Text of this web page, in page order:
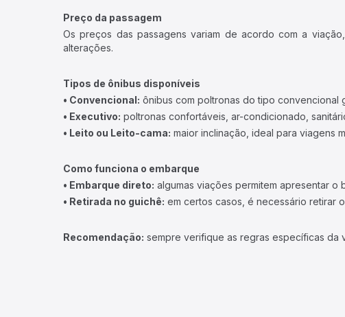
Preço da passagem
Os preços das passagens variam de acordo com a
alterações.
Tipos de ônibus disponíveis
• Convencional: ônibus com poltronas do tipo convencional
• Executivo: poltronas confortáveis, ar-condicionado,
• Leito ou Leito-cama: maior inclinação, ideal para viagens
Como funciona o embarque
• Embarque direto: algumas viações permitem apresentar
• Retirada no guichê: em certos casos, é necessário retirar
Recomendação: sempre verifique as regras específicas da